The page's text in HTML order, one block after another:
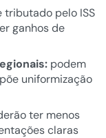
pelo ISS
ganhos de
podem
uniformização
ter menos
claras